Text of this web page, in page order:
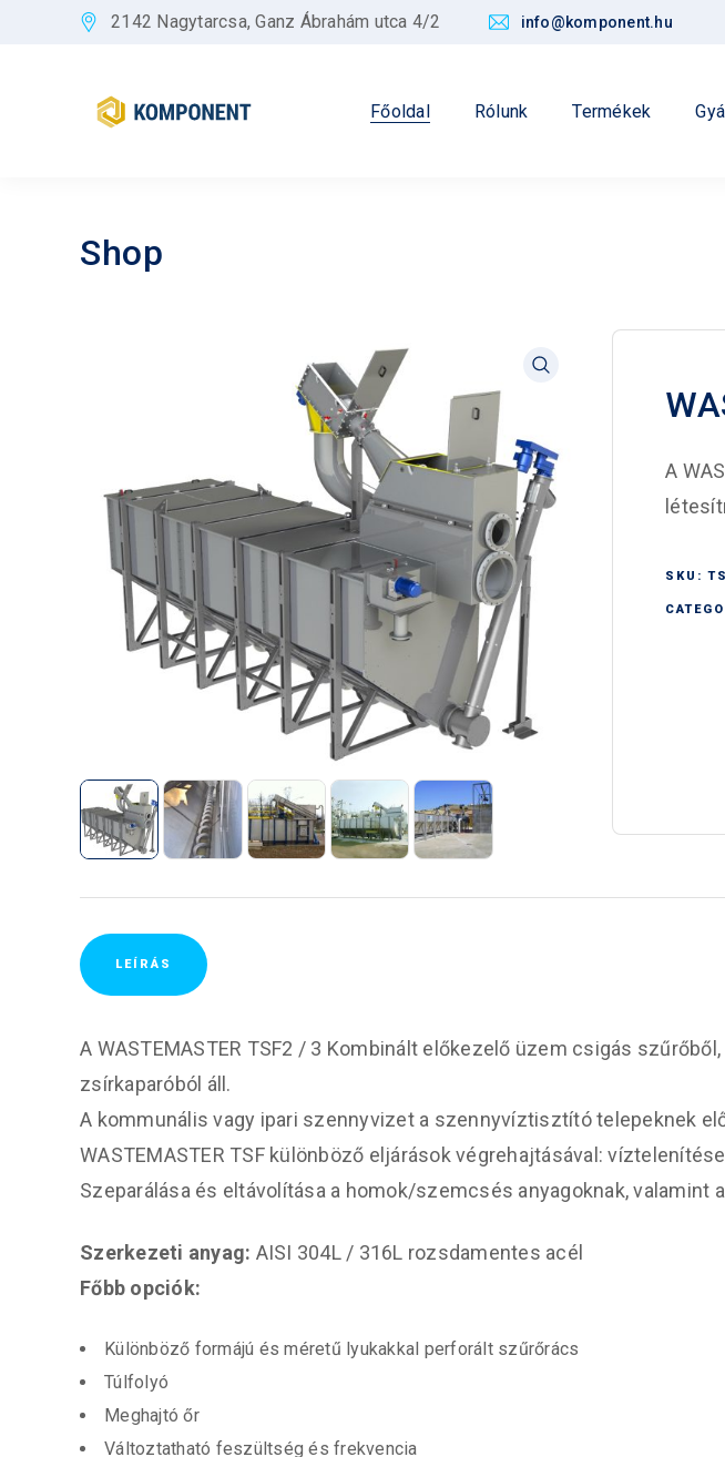
2142 Nagytarcsa, Ganz Ábrahám utca 4/2 info@komponent.hu
Főoldal Rólunk Termékek
Shop
A
SKU:
LEÍRÁS
A WASTEMASTER TSF2 / 3 Kombinált előkezelő üzem csigás
zsírkaparóból áll.
A kommunális vagy ipari szennyvizet a szennyvíztisztító telepeknek
WASTEMASTER TSF különböző eljárások végrehajtásával:
Szeparálása és eltávolítása a homok/szemcsés anyagoknak, valamint
Szerkezeti anyag: AISI 304L / 316L rozsdamentes acél
Főbb opciók:
Különböző formájú és méretű lyukakkal perforált szűrőrács
Túlfolyó
Meghajtó őr
Változtatható feszültség és frekvencia